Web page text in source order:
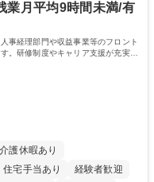
業月平均9時間未満/有
事経理部門や収益事業等のフロント
。研修制度やキャリア支援が充実し
介護休暇あり
住宅手当あり
経験者歓迎